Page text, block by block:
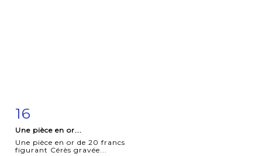
détaillée
16
Une pièce en or...
Une pièce en or de 20 francs
figurant Cérès gravée...